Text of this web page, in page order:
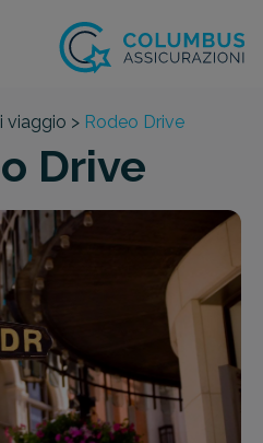
viaggio > Rodeo Drive
Drive